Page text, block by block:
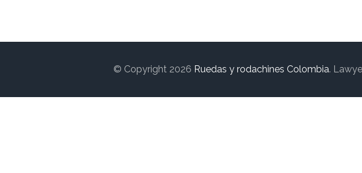
© Copyright 2026 Ruedas y rodachines Colombia.